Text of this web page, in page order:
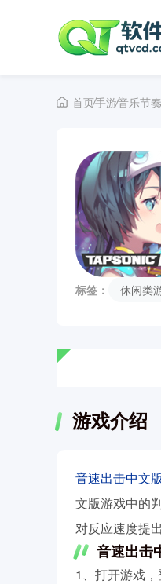
首页手游音乐节奏
标签： 休闲类
游戏介绍
音速出击中文版
文版游戏中的
对反应速度提
音速出击
1、打开游戏，